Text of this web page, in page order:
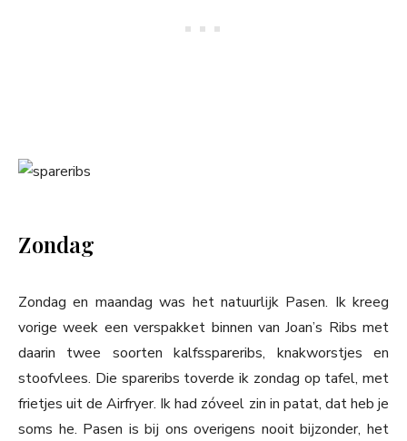
Zondag
Zondag en maandag was het natuurlijk Pasen. Ik kreeg
vorige week een verspakket binnen van Joan’s Ribs met
daarin twee soorten kalfsspareribs, knakworstjes en
stoofvlees. Die spareribs toverde ik zondag op tafel, met
frietjes uit de Airfryer. Ik had zóveel zin in patat, dat heb je
soms he. Pasen is bij ons overigens nooit bijzonder, het